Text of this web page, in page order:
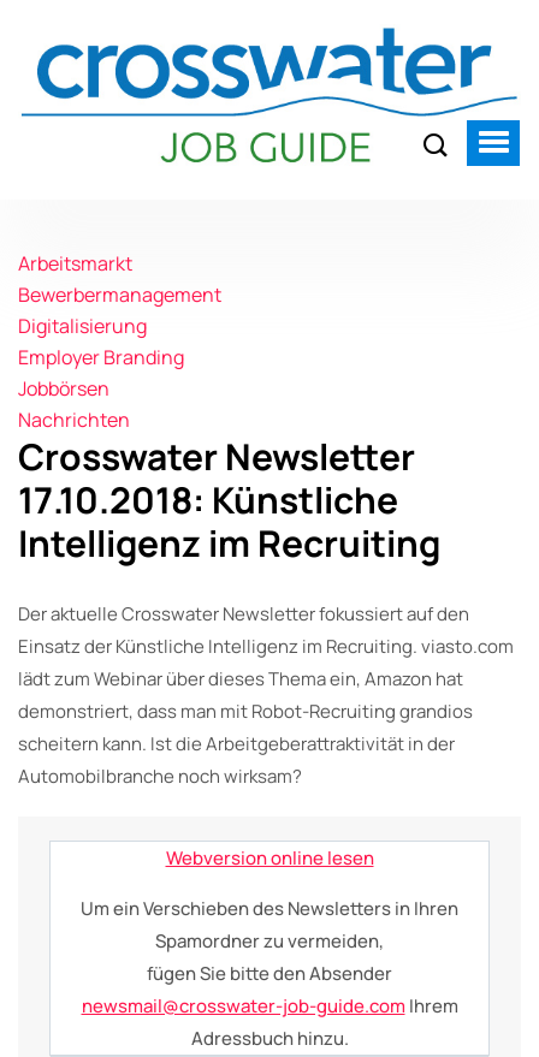
Arbeitsmarkt
Bewerbermanagement
Digitalisierung
Employer Branding
Jobbörsen
Nachrichten
Crosswater Newsletter
17.10.2018: Künstliche
Intelligenz im Recruiting
Der aktuelle Crosswater Newsletter fokussiert auf den
Einsatz der Künstliche Intelligenz im Recruiting. viasto.com
lädt zum Webinar über dieses Thema ein, Amazon hat
demonstriert, dass man mit Robot-Recruiting grandios
scheitern kann. Ist die Arbeitgeberattraktivität in der
Automobilbranche noch wirksam?
Webversion online lesen
Um ein Verschieben des Newsletters in Ihren
Spamordner zu vermeiden,
fügen Sie bitte den Absender
newsmail@crosswater-job-guide.com Ihrem
Adressbuch hinzu.